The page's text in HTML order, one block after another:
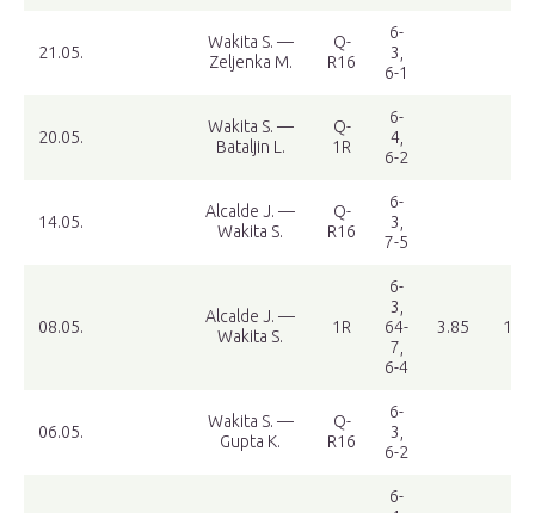
21.05.
Wakita S. —
Zeljenka M.
Q-
R16
6-
3,
6-1
20.05.
Wakita S. —
Bataljin L.
Q-
1R
6-
4,
6-2
14.05.
Alcalde J. —
Wakita S.
Q-
R16
6-
3,
7-5
08.05.
Alcalde J. —
Wakita S.
1R
6-
3,
64-
7,
6-4
3.85 1.21
06.05.
Wakita S. —
Gupta K.
Q-
R16
6-
3,
6-2
6-